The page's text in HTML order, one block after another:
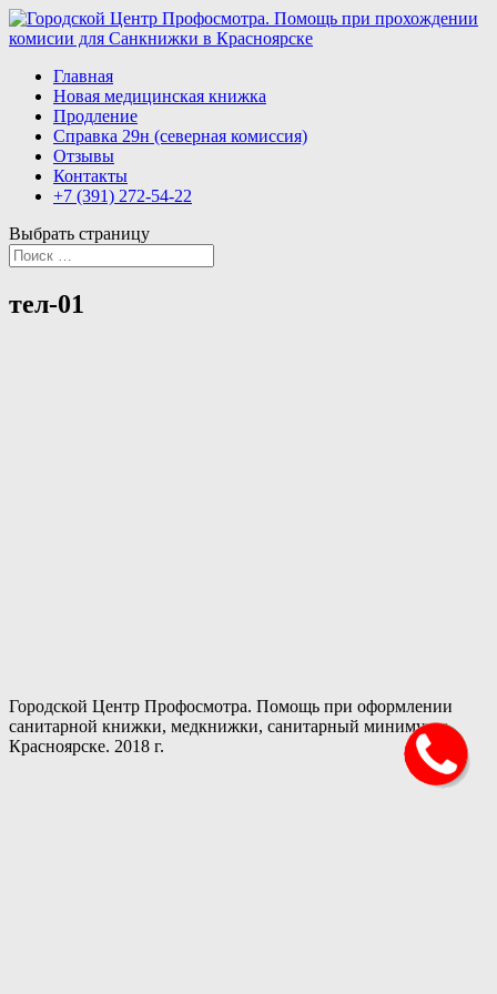
Главная
Новая медицинская книжка
Продление
Справка 29н (северная комиссия)
Отзывы
Контакты
+7 (391) 272-54-22
Выбрать страницу
тел-01
Городской Центр Профосмотра. Помощь при оформлении
санитарной книжки, медкнижки, санитарный минимум в
Красноярске. 2018 г.